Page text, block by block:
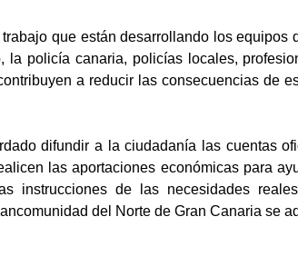
que están desarrollando los
la policía canaria, policías locales,
a reducir las consecuencias de
difundir a la ciudadanía las cuentas
las aportaciones económicas para
instrucciones de las necesidades reales
del Norte de Gran Canaria se